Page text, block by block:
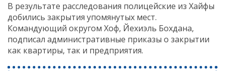
В результате расследования полицейские из Хайфы
добились закрытия упомянутых мест.
Командующий округом Хоф, Йехиэль Бохдана,
подписал административные приказы о закрытии
как квартиры, так и предприятия.